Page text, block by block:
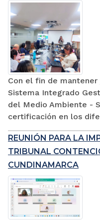
Con el fin de
Sistema Integrado
del Medio Ambiente -
certificación en los
REUNIÓN PARA LA
TRIBUNAL
CUNDINAMARCA